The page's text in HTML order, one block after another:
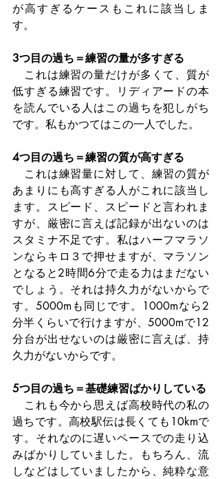
が高すぎるケースもこれに該当しま
す。
3つ目の過ち＝練習の量が多すぎる
これは練習の量だけが多くて、質が
低すぎる練習です。リディアードの本
を読んでいる人はこの過ちを犯しがち
です。私もかつてはこの一人でした。
4つ目の過ち＝練習の質が高すぎる
これは練習量に対して、練習の質が
あまりにも高すぎる人がこれに該当し
ます。スピード、スピードと言われま
すが、厳密に言えば記録が出ないのは
スタミナ不足です。私はハーフマラソ
ンならキロ３で押せますが、マラソン
となると2時間6分で走る力はまだない
でしょう。それは持久力がないからで
す。5000mも同じです。1000mなら2
分半くらいで行けますが、5000mで12
分台が出せないのは厳密に言えば、持
久力がないからです。
5つ目の過ち＝基礎練習ばかりしている
これも今から思えば高校時代の私の
過ちです。高校駅伝は長くても10kmで
す。それなのに遅いペースでの走り込
みばかりしていました。もちろん、流
しなどはしていましたから、純粋な意